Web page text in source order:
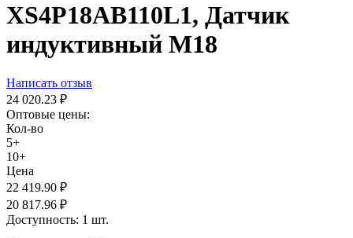
XS4P18AB110L1, Датчик
индуктивный M18
Написать отзыв
24 020.23 ₽
Оптовые цены:
Кол-во
5+
10+
Цена
22 419.90 ₽
20 817.96 ₽
Доступность: 1 шт.